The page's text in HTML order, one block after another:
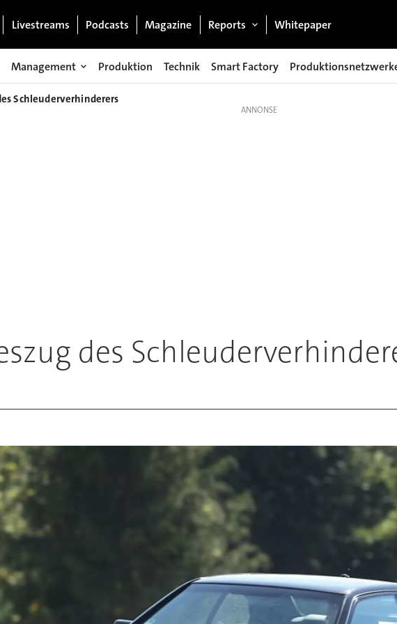
Livestreams Podcasts Magazine Reports Whitepaper
Management Produktion Technik Smart Factory
Schleuderverhinderers
des